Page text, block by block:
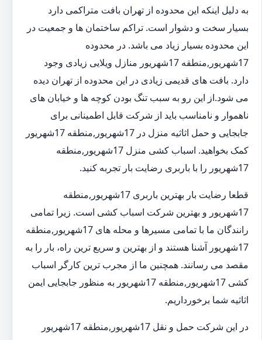
به دلیل اینکه این محدوده از تهران بافت متراکمی دارد
بسیار سخت و دشوار است. تراکم ساختمان ها و جمعیت در
این محدوده بسیار زیاد می باشد. در محدوده
17شهریور,منطقه 17شهریور منازل ویلایی زیادی وجود
دارد. بافت های قدیمی زیادی در این محدوده از تهران دیده
می شود.از این رو به سبب تنگ بودن کوچه ها و خیابان های
ناهموار و نامناسب باید از شرکت قابل اطمینانی برای
جابجایی و حمل اثاثیه منزل در 17شهریور,منطقه 17شهریور
کمک بخواهید. اسباب کشی منزل 17شهریور,منطقه
17شهریور را با باربری رضایت بار تجربه کنید.
قطعا رضایت بار بهترین باربری 17شهریور,منطقه
17شهریور و بهترین شرکت اسباب کشی است. زیرا تمامی
رانندگان ما با تمامی مسیرها و محله های 17شهریور,منطقه
17شهریور آشنا هستند و از بهترین و سریع ترین راه، بار را به
مقصد می رسانند. همچنین ما از مجرب ترین کارگر اسباب
کشی 17شهریور,منطقه 17شهریور به منظور جابجایی ایمن
اثاثیه شما برخورداریم.
در این شرکت حمل و نقل 17شهریور,منطقه 17شهریور